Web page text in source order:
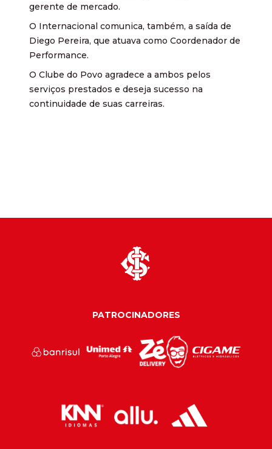
gerente de mercado.
O Internacional comunica, também, a saída de
Diego Pereira, que atuava como Coordenador de
Performance.
O Clube do Povo agradece a ambos pelos
serviços prestados e deseja sucesso na
continuidade de suas carreiras.
PATROCINADORES